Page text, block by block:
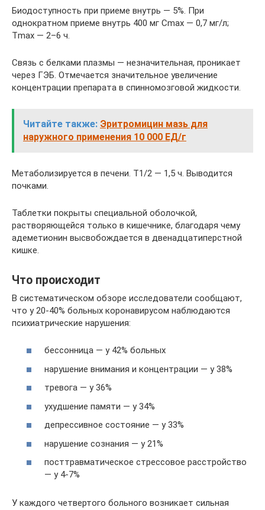
Биодоступность при приеме внутрь — 5%. При
однократном приеме внутрь 400 мг Сmaх — 0,7 мг/л;
Тmах — 2–6 ч.
Связь с белками плазмы — незначительная, проникает
через ГЭБ. Отмечается значительное увеличение
концентрации препарата в спинномозговой жидкости.
Читайте также: Эритромицин мазь для
наружного применения 10 000 ЕД/г
Метаболизируется в печени. Т1/2 — 1,5 ч. Выводится
почками.
Таблетки покрыты специальной оболочкой,
растворяющейся только в кишечнике, благодаря чему
адеметионин высвобождается в двенадцатиперстной
кишке.
Что происходит
В систематическом обзоре исследователи сообщают,
что у 20-40% больных коронавирусом наблюдаются
психиатрические нарушения:
бессонница — у 42% больных
нарушение внимания и концентрации — у 38%
тревога — у 36%
ухудшение памяти — у 34%
депрессивное состояние — у 33%
нарушение сознания — у 21%
посттравматическое стрессовое расстройство
— у 4-7%
У каждого четвертого больного возникает сильная